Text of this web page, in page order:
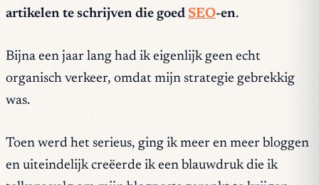
artikelen te schrijven die goed SEO-en.
Bijna een jaar lang had ik eigenlijk geen echt
organisch verkeer, omdat mijn strategie gebrekkig
was.
Toen werd het serieus, ging ik meer en meer bloggen
en uiteindelijk creëerde ik een blauwdruk die ik